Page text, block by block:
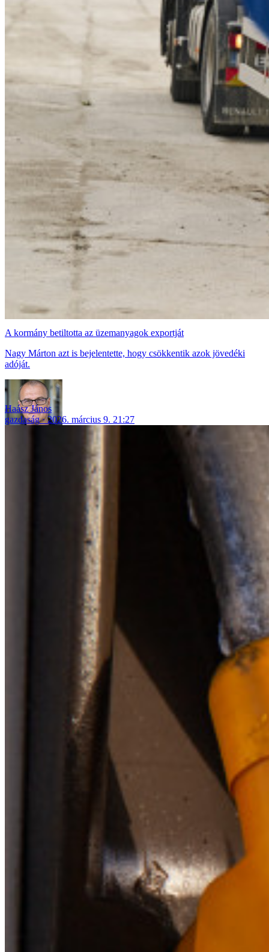
A kormány betiltotta az üzemanyagok exportját
Nagy Márton azt is bejelentette, hogy csökkentik azok jövedéki
adóját.
Haász János
gazdaság
2026. március 9. 21:27